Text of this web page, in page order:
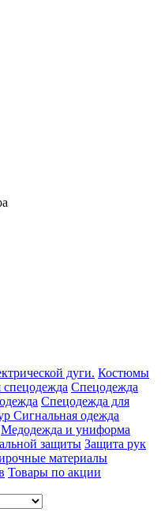
дуги. Костюмы
спецодежда Спецодежда
Спецодежда для
Сигнальная одежда
Медодежда и униформа
защиты Защита рук
материалы
Товары по акции